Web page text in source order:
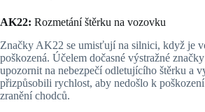
AK22: Rozmetání štěrku na vozovku
Značky AK22 se umisťují na silnici, když je
poškozená. Účelem dočasné výstražné
upozornit na nebezpečí odletujícího štěrku a
přizpůsobili rychlost, aby nedošlo k
zranění chodců.